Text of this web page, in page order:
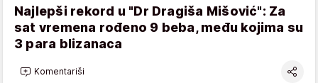
Najlepši rekord u "Dr Dragiša Mišović": Za
sat vremena rođeno 9 beba, među kojima su
3 para blizanaca
Komentariši